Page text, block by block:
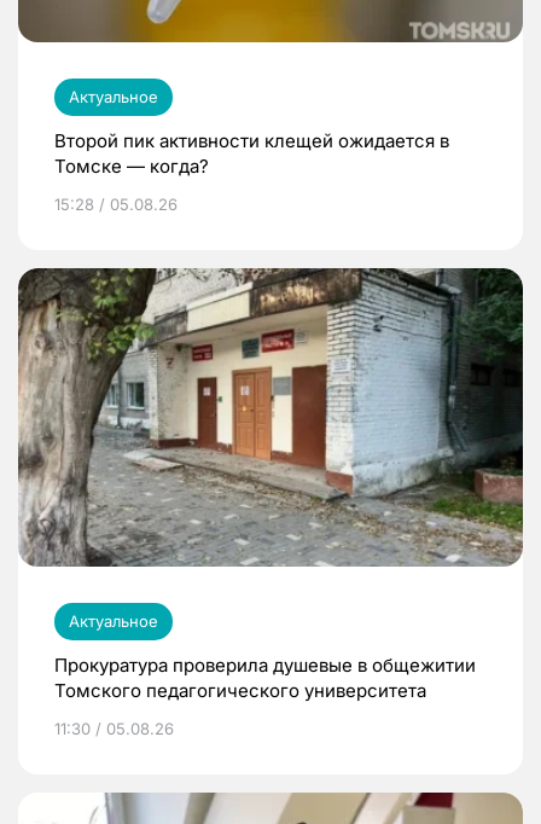
Актуальное
Второй пик активности клещей ожидается в
Томске — когда?
15:28 / 05.08.26
Актуальное
Прокуратура проверила душевые в общежитии
Томского педагогического университета
11:30 / 05.08.26